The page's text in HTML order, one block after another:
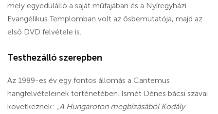
mely egyedülálló a saját műfajában és a Nyíregyházi
Evangélikus Templomban volt az ősbemutatója, majd az
első DVD felvétele is.
Testhezálló szerepben
Az 1989-es év egy fontos állomás a Cantemus
hangfelvételeinek történetében. Ismét Dénes bácsi szavai
következnek: „A Hungaroton megbízásából Kodály